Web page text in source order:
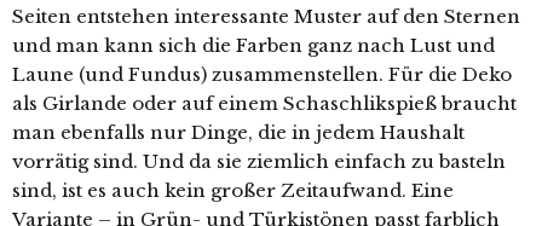
Seiten entstehen interessante Muster auf den Sternen
und man kann sich die Farben ganz nach Lust und
Laune (und Fundus) zusammenstellen. Für die Deko
als Girlande oder auf einem Schaschlikspieß braucht
man ebenfalls nur Dinge, die in jedem Haushalt
vorrätig sind. Und da sie ziemlich einfach zu basteln
sind, ist es auch kein großer Zeitaufwand. Eine
Variante – in Grün- und Türkistönen passt farblich